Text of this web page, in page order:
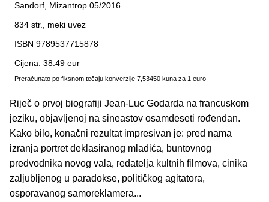
Sandorf, Mizantrop 05/2016.
834 str., meki uvez
ISBN 9789537715878
Cijena: 38.49 eur
Preračunato po fiksnom tečaju konverzije 7,53450 kuna za 1 euro
Riječ o prvoj biografiji Jean-Luc Godarda na francuskom
jeziku, objavljenoj na sineastov osamdeseti rođendan.
Kako bilo, konačni rezultat impresivan je: pred nama
izranja portret deklasiranog mladića, buntovnog
predvodnika novog vala, redatelja kultnih filmova, cinika
zaljubljenog u paradokse, političkog agitatora,
osporavanog samoreklamera...